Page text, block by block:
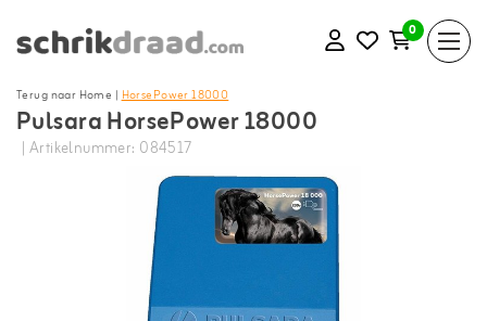
0
Terug naar Home |HorsePower 18000
Pulsara HorsePower 18000
| Artikelnummer: 084517